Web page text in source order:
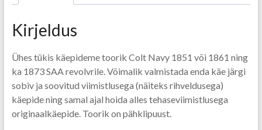
Kirjeldus
Ühes tükis käepideme toorik Colt Navy 1851 või 1861 ning
ka 1873 SAA revolvrile. Võimalik valmistada enda käe järgi
sobiv ja soovitud viimistlusega (näiteks rihveldusega)
käepide ning samal ajal hoida alles tehaseviimistlusega
originaalkäepide. Toorik on pähklipuust.